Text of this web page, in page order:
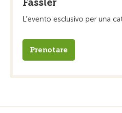
Fässler
L’evento esclusivo per una
Prenotare